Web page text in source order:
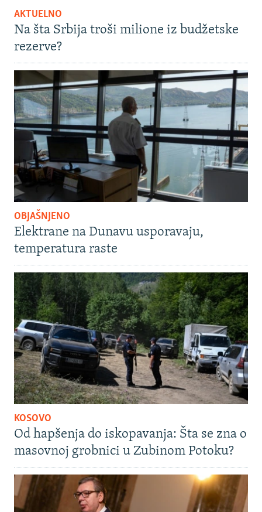
AKTUELNO
Na šta Srbija troši milione iz budžetske
rezerve?
OBJAŠNJENO
Elektrane na Dunavu usporavaju,
temperatura raste
KOSOVO
Od hapšenja do iskopavanja: Šta se zna o
masovnoj grobnici u Zubinom Potoku?